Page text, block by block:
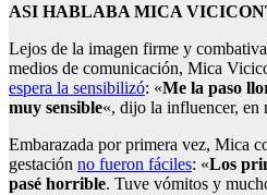
ASI HABLABA MICA
Lejos de la imagen firme y
medios de comunicación, Mica
espera la sensibilizó: «Me la paso
muy sensible«, dijo la influencer, en
Embarazada por primera vez, Mica
gestación no fueron fáciles: «Los
pasé horrible. Tuve vómitos y